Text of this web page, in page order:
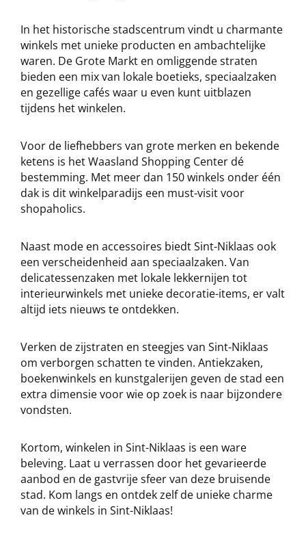
In het historische stadscentrum vindt u charmante
winkels met unieke producten en ambachtelijke
waren. De Grote Markt en omliggende straten
bieden een mix van lokale boetieks, speciaalzaken
en gezellige cafés waar u even kunt uitblazen
tijdens het winkelen.
Voor de liefhebbers van grote merken en bekende
ketens is het Waasland Shopping Center dé
bestemming. Met meer dan 150 winkels onder één
dak is dit winkelparadijs een must-visit voor
shopaholics.
Naast mode en accessoires biedt Sint-Niklaas ook
een verscheidenheid aan speciaalzaken. Van
delicatessenzaken met lokale lekkernijen tot
interieurwinkels met unieke decoratie-items, er valt
altijd iets nieuws te ontdekken.
Verken de zijstraten en steegjes van Sint-Niklaas
om verborgen schatten te vinden. Antiekzaken,
boekenwinkels en kunstgalerijen geven de stad een
extra dimensie voor wie op zoek is naar bijzondere
vondsten.
Kortom, winkelen in Sint-Niklaas is een ware
beleving. Laat u verrassen door het gevarieerde
aanbod en de gastvrije sfeer van deze bruisende
stad. Kom langs en ontdek zelf de unieke charme
van de winkels in Sint-Niklaas!